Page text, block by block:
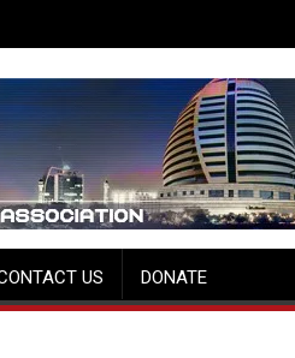
US DONATE